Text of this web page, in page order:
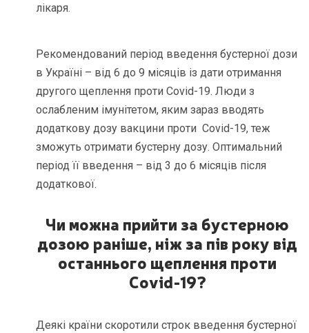
лікаря.
Рекомендований період введення бустерної дози
в Україні – від 6 до 9 місяців із дати отримання
другого щеплення проти Covid-19. Люди з
ослабленим імунітетом, яким зараз вводять
додаткову дозу вакцини проти Covid-19, теж
зможуть отримати бустерну дозу. Оптимальний
період її введення – від 3 до 6 місяців після
додаткової.
Чи можна прийти за бустерною
дозою раніше, ніж за пів року від
останнього щеплення проти
Covid-19?
Деякі країни скоротили строк введення бустерної